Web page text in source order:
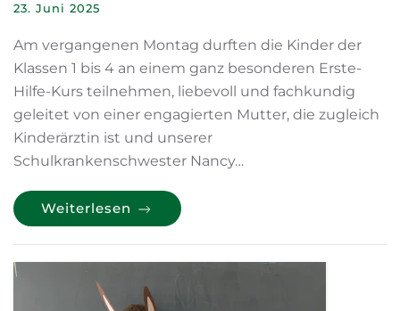
23. Juni 2025
Am vergangenen Montag durften die Kinder der
Klassen 1 bis 4 an einem ganz besonderen Erste-
Hilfe-Kurs teilnehmen, liebevoll und fachkundig
geleitet von einer engagierten Mutter, die zugleich
Kinderärztin ist und unserer
Schulkrankenschwester Nancy…
Weiterlesen